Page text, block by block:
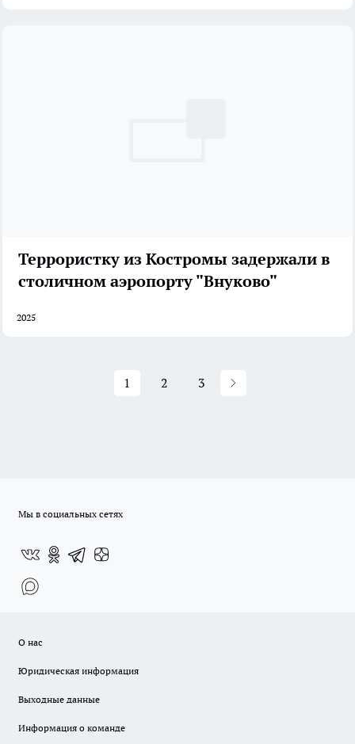
Террористку из Костромы задержали в
столичном аэропорту "Внуково"
2025
1 2 3
Мы в социальных сетях
О нас
Юридическая информация
Выходные данные
Информация о команде